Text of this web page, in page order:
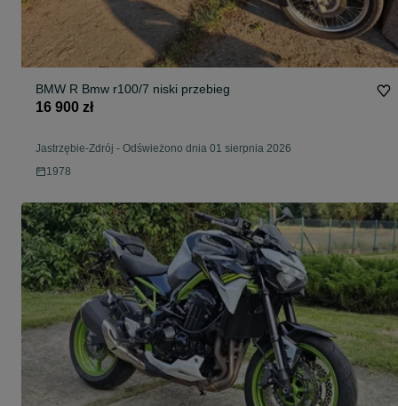
BMW R Bmw r100/7 niski przebieg
16 900 zł
Jastrzębie-Zdrój - Odświeżono dnia 01 sierpnia 2026
1978